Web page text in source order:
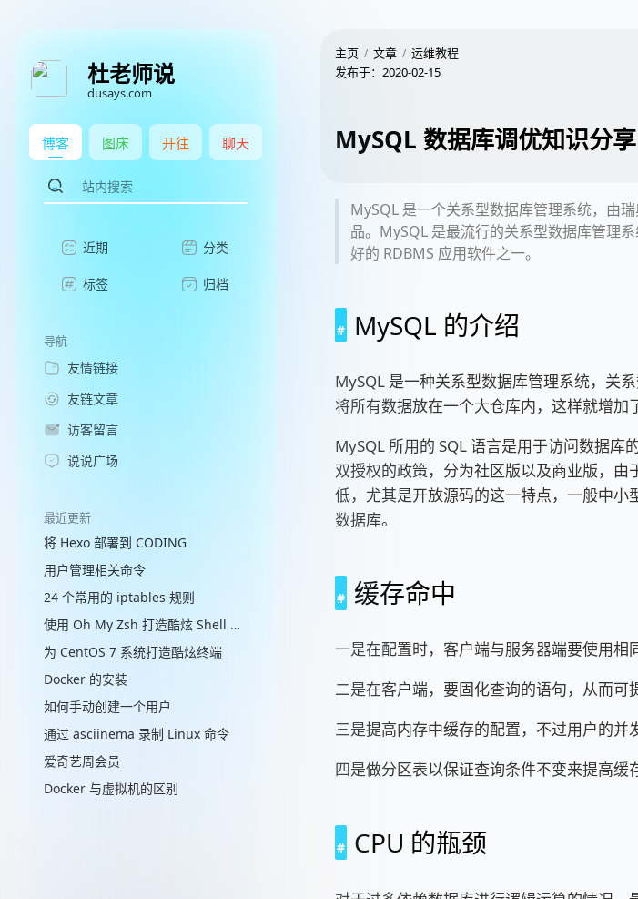
杜老师说
dusays.com
博客 图床 开往 聊天
近期 分类
标签 归档
导航
友情链接
友链文章
访客留言
说说广场
最近更新
将 Hexo 部署到 CODING
用户管理相关命令
24 个常用的 iptables 规则
使用 Oh My Zsh 打造酷炫 Shell 终端
为 CentOS 7 系统打造酷炫终端
Docker 的安装
如何手动创建一个用户
通过 asciinema 录制 Linux 命令
爱奇艺周会员
Docker 与虚拟机的区别
主页 文章
运维教程
发布于： 2020-02-15
MySQL 数据库调优知识分享
MySQL 是一个关系型数据库管理系统，由
品。MySQL 是最流行的关系型数据库管理
好的 RDBMS 应用软件之一。
MySQL 的介绍
MySQL 是一种关系型数据库管理系统，关
将所有数据放在一个大仓库内，这样就增加
MySQL 所用的 SQL 语言是用于访问数据库
双授权的政策，分为社区版以及商业版，
低，尤其是开放源码的这一特点，一般中小
数据库。
缓存命中
一是在配置时，客户端与服务器端要使用相
二是在客户端，要固化查询的语句，从而可
三是提高内存中缓存的配置，不过用户的并
四是做分区表以保证查询条件不变来提高缓
CPU 的瓶颈